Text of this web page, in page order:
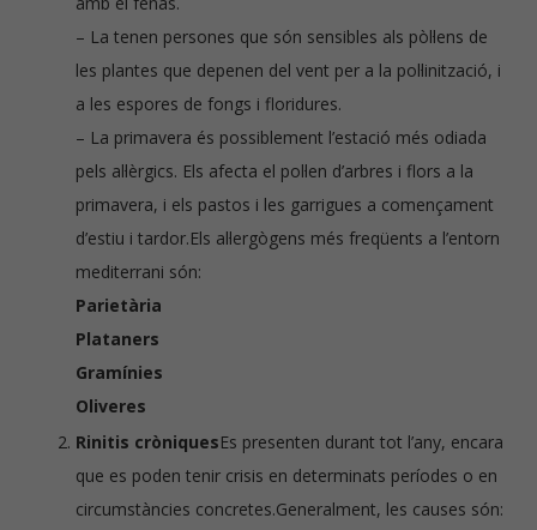
– La tenen persones que són sensibles als pòl·lens de
les plantes que depenen del vent per a la pol·linització, i
a les espores de fongs i floridures.
– La primavera és possiblement l’estació més odiada
pels al·lèrgics. Els afecta el pol·len d’arbres i flors a la
primavera, i els pastos i les garrigues a començament
d’estiu i tardor.Els al·lergògens més freqüents a l’entorn
mediterrani són:
Parietària
Plataners
Gramínies
Oliveres
Rinitis cròniquesEs presenten durant tot l’any, encara
que es poden tenir crisis en determinats períodes o en
circumstàncies concretes.Generalment, les causes són: